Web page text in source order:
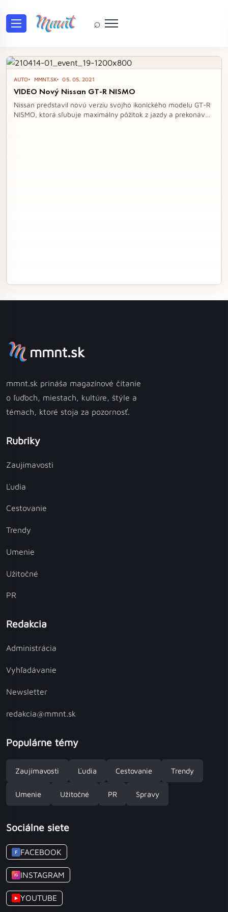
⌕
Tag: gt-r
AUTO MMNT.SK 05. 05. 2021
VIDEO Nový Nissan GT-R NISMO
Nissan predstavil novú verziu svojho ikonického modelu GT-R
NISMO, ktorá sľubuje maximálny pôžitok z jazdy a prekonáva
mmnt.sk
mmnt.sk prináša magazínové čítanie
o ľuďoch, miestach, kultúre, štýle a
témach, ktoré stoja za pozornosť.
Rubriky
Zaujímavosti
Ľudia
Cestovanie
Trendy
Umenie
Užitočné
PR
Redakcia
Administrácia
Vyhľadávanie
Newsletter
redakcia@mmnt.sk
Populárne témy
Zaujímavosti Ľudia Cestovanie Trendy
Umenie Užitočné PR Spravy
Sociálne siete
F FACEBOOK
IG INSTAGRAM
▶ YOUTUBE